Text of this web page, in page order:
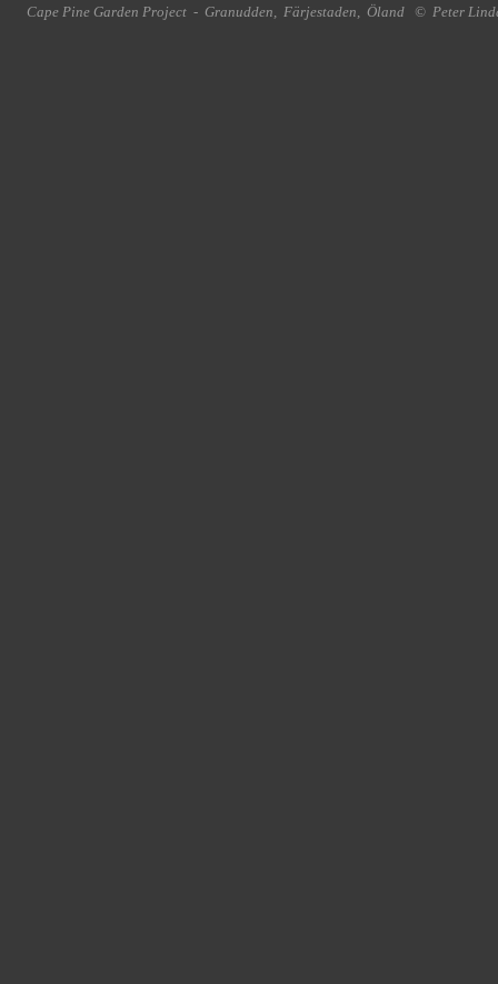
Cape Pine Garden Project - Granudden, Färjestaden, Öland © Peter